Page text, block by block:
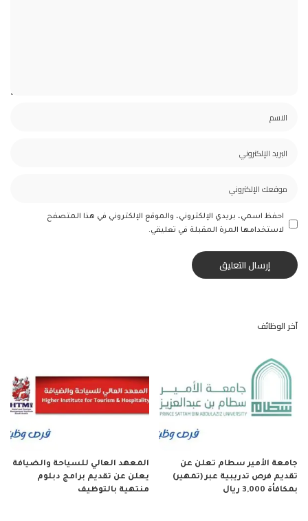
احفظ اسمي، بريدي الإلكتروني، والموقع الإلكتروني في هذا المتصفح
لاستخدامها المرة المقبلة في تعليقي.
آخر الوظائف
جامعة الأمير سطام تعلن عن
تقديم فرص تدريبية عبر (تمهير)
بمكافأة 3,000 ريال
المعهد العالي للسياحة والضيافة
يعلن عن تقديم برامج دبلوم
منتهية بالتوظيف